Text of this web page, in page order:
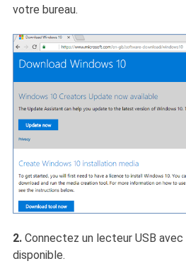
votre bureau.
2. Connectez un lecteur USB avec
disponible.